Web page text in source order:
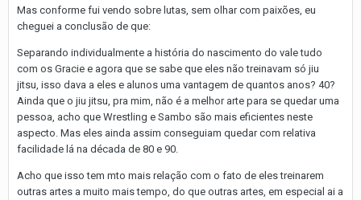
Mas conforme fui vendo sobre lutas, sem olhar com paixões, eu
cheguei a conclusão de que:
Separando individualmente a história do nascimento do vale tudo
com os Gracie e agora que se sabe que eles não treinavam só jiu
jitsu, isso dava a eles e alunos uma vantagem de quantos anos? 40?
Ainda que o jiu jitsu, pra mim, não é a melhor arte para se quedar uma
pessoa, acho que Wrestling e Sambo são mais eficientes neste
aspecto. Mas eles ainda assim conseguiam quedar com relativa
facilidade lá na década de 80 e 90.
Acho que isso tem mto mais relação com o fato de eles treinarem
outras artes a muito mais tempo, do que outras artes, em especial ai a